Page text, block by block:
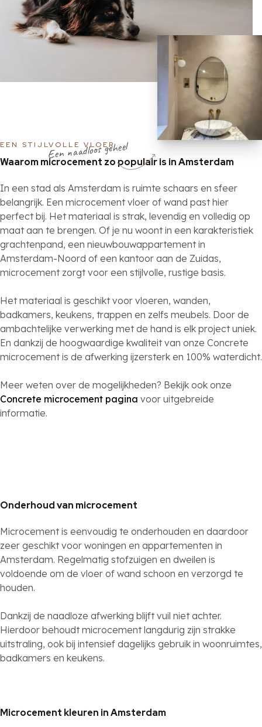
Een naadloos geheel
EEN STIJLVOLLE VLOER
Waarom microcement zo populair is in Amsterdam
In een stad als Amsterdam is ruimte schaars en sfeer
belangrijk. Een microcement vloer of wand past hier
perfect bij. Het materiaal is strak, levendig en volledig op
maat aan te brengen. Of je nu woont in een karakteristiek
grachtenpand, een nieuwbouwappartement in
Amsterdam-Noord of een kantoor aan de Zuidas,
microcement zorgt voor een stijlvolle, rustige basis.
Het materiaal is geschikt voor vloeren, wanden,
badkamers, keukens, trappen en zelfs meubels. Door de
ambachtelijke verwerking met de hand is elk project uniek.
En dankzij de hoogwaardige kwaliteit van onze Concrete
microcement is de afwerking ijzersterk en 100% waterdicht.
Meer weten over de mogelijkheden? Bekijk ook onze
Concrete microcement pagina voor uitgebreide
informatie.
Onderhoud van microcement
Microcement is eenvoudig te onderhouden en daardoor
zeer geschikt voor woningen en appartementen in
Amsterdam. Regelmatig stofzuigen en dweilen is
voldoende om de vloer of wand schoon en verzorgd te
houden.
Dankzij de naadloze afwerking blijft vuil niet achter.
Hierdoor behoudt microcement langdurig zijn strakke
uitstraling, ook bij intensief dagelijks gebruik in woonruimtes,
badkamers en keukens.
Microcement kleuren in Amsterdam